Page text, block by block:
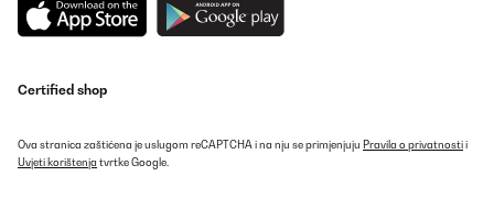
Ce produit est pour une fête de l'été en extérieur sur le thème du
Idéal pour ce type de manifestation
Utilisateur d'Amazon
Certified shop
Ova stranica zaštićena je uslugom reCAPTCHA i na nju se primjenjuju Pravila o privatnostii
Uvjeti korištenja tvrtke Google.